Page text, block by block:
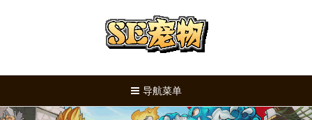
导航菜单